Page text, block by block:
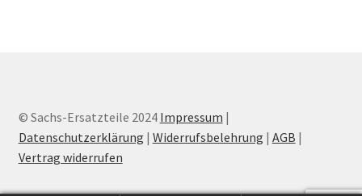
© Sachs-Ersatzteile 2024 Impressum |
Datenschutzerklärung | Widerrufsbelehrung | AGB |
Vertrag widerrufen